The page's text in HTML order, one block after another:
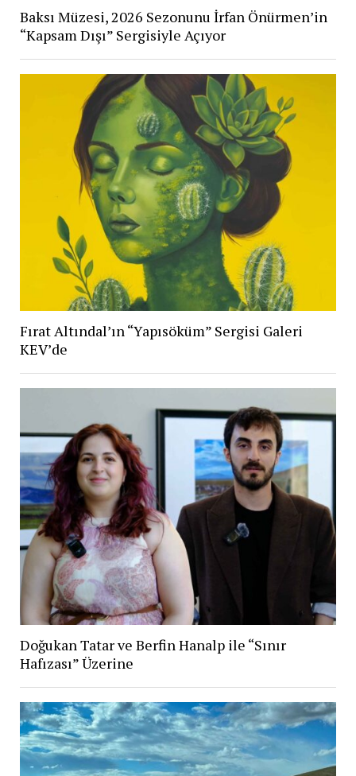
Baksı Müzesi, 2026 Sezonunu İrfan Önürmen’in
“Kapsam Dışı” Sergisiyle Açıyor
Fırat Altındal’ın “Yapısöküm” Sergisi Galeri
KEV’de
Doğukan Tatar ve Berfin Hanalp ile “Sınır
Hafızası” Üzerine